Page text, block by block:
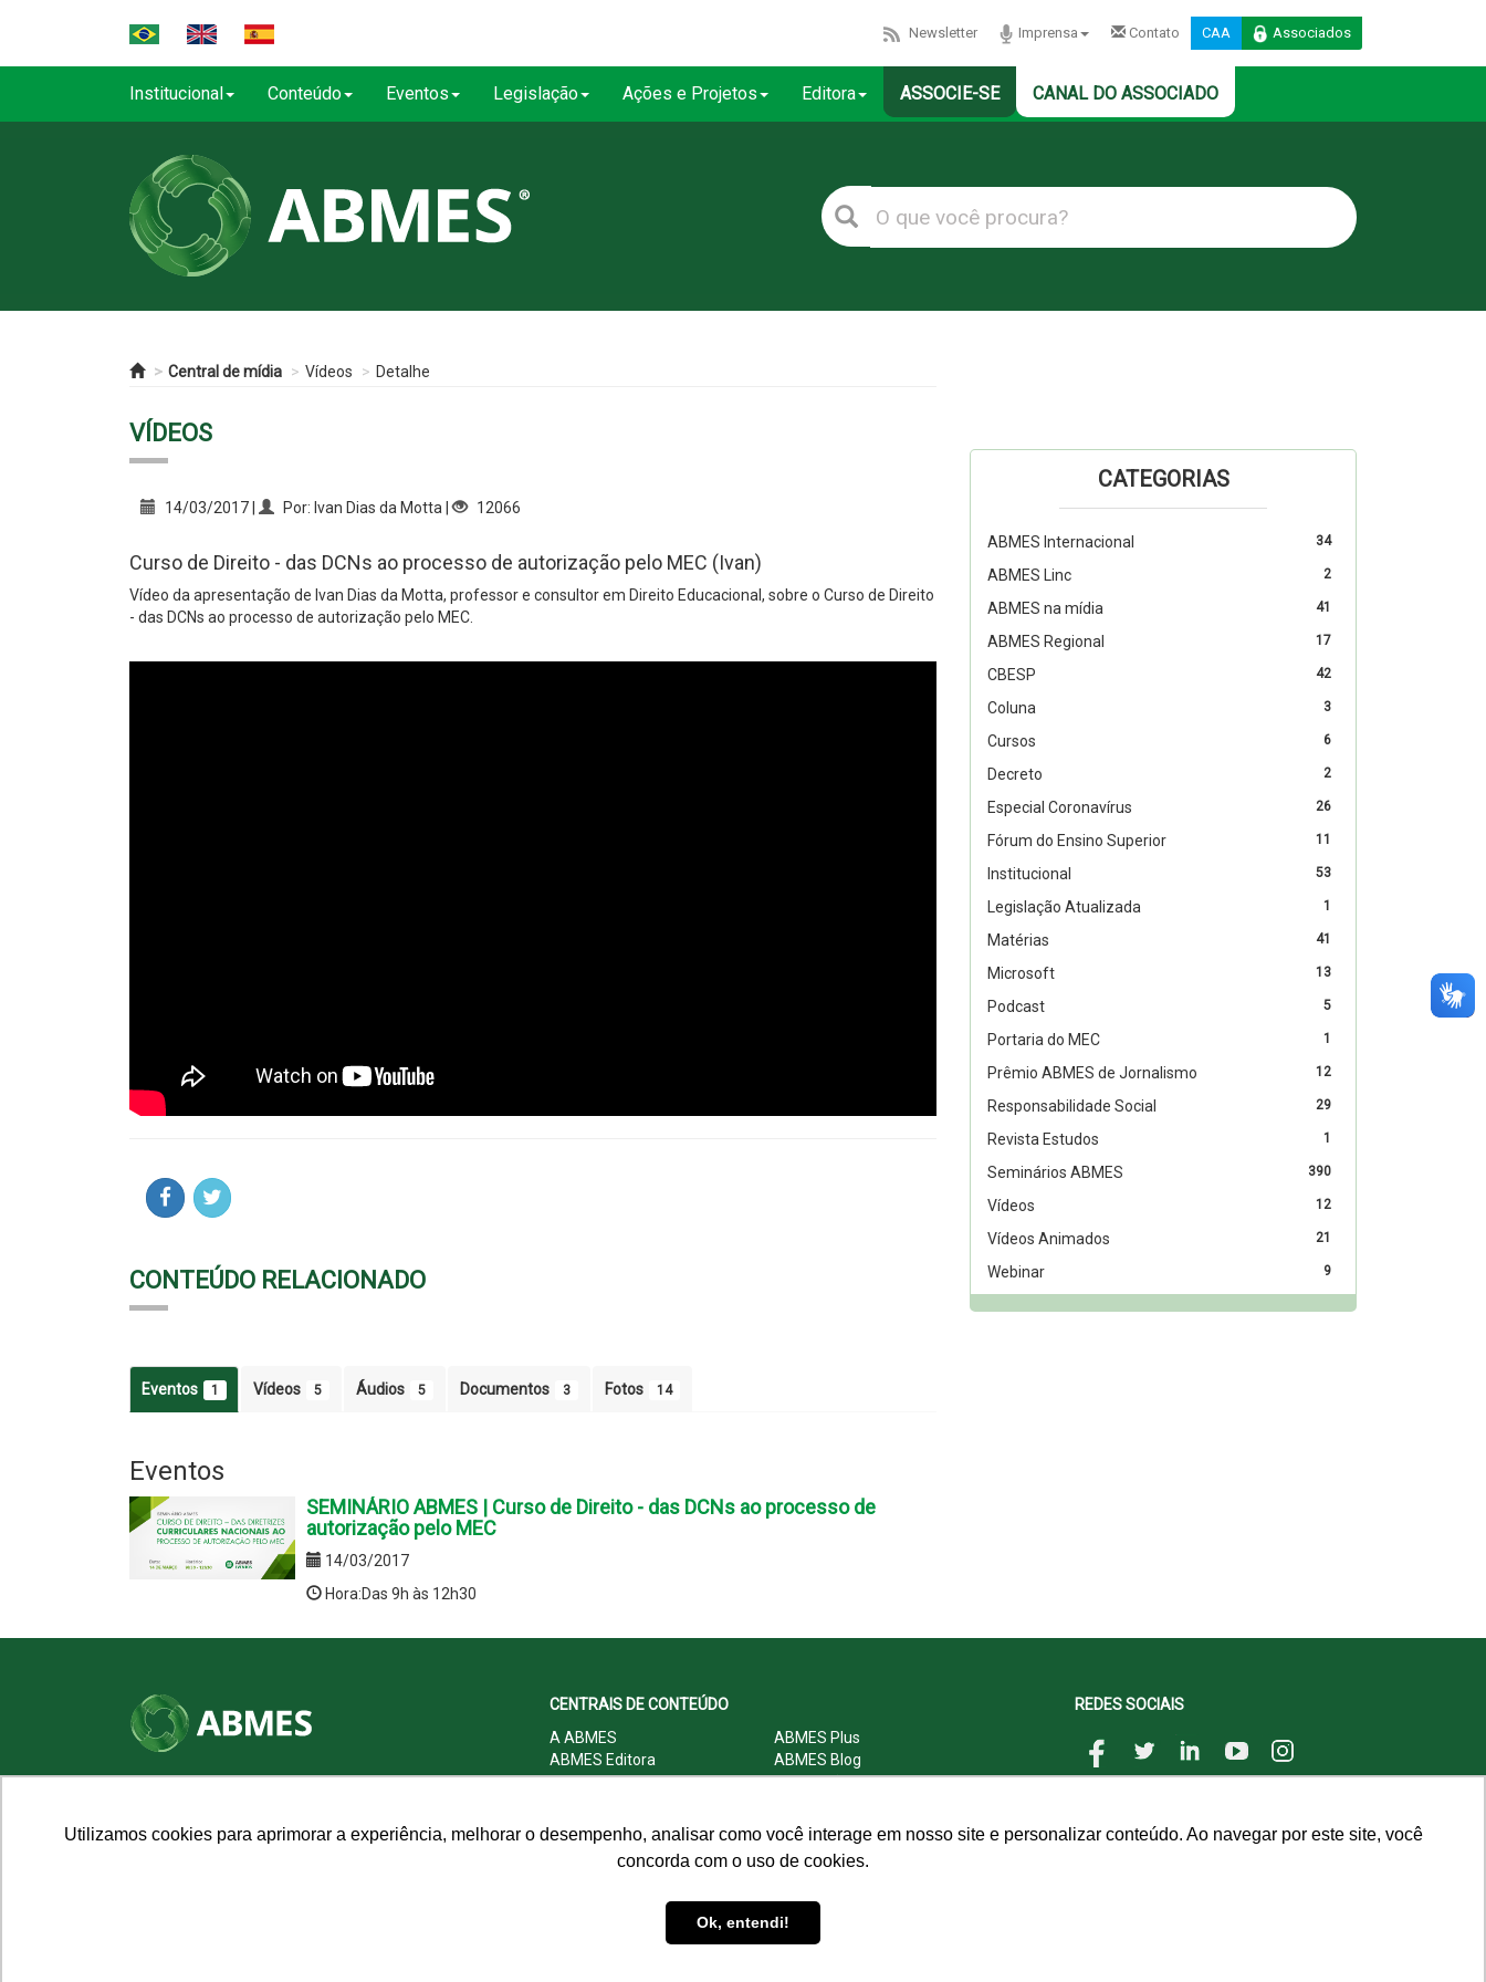
Utilizamos cookies para aprimorar a experiência, melhorar o desempenho, analisar como você interage em nosso site e personalizar conteúdo. Ao navegar por este site, você
concorda com o uso de cookies.
Ok, entendi!
Newsletter Imprensa Contato CAA Associados
Institucional Conteúdo Eventos Legislação Ações e Projetos Editora ASSOCIE-SE CANAL DO ASSOCIADO
Central de mídia Vídeos Detalhe
VÍDEOS
14/03/2017 | Por: Ivan Dias da Motta | 12066
Curso de Direito - das DCNs ao processo de autorização pelo MEC (Ivan)
Vídeo da apresentação de Ivan Dias da Motta, professor e consultor em Direito Educacional, sobre o Curso de Direito
- das DCNs ao processo de autorização pelo MEC.
CONTEÚDO RELACIONADO
Eventos 1 Vídeos 5 Áudios 5 Documentos 3 Fotos 14
Eventos
SEMINÁRIO ABMES | Curso de Direito - das DCNs ao processo de
autorização pelo MEC
14/03/2017
Hora:Das 9h às 12h30
CATEGORIAS
34
ABMES Internacional
2
ABMES Linc
41
ABMES na mídia
17
ABMES Regional
42
CBESP
3
Coluna
6
Cursos
2
Decreto
26
Especial Coronavírus
11
Fórum do Ensino Superior
53
Institucional
1
Legislação Atualizada
41
Matérias
13
Microsoft
5
Podcast
1
Portaria do MEC
12
Prêmio ABMES de Jornalismo
29
Responsabilidade Social
1
Revista Estudos
390
Seminários ABMES
12
Vídeos
21
Vídeos Animados
9
Webinar
CEP: 70.701-060 - Asa Norte, Brasília/DF
CENTRAIS DE CONTEÚDO
A ABMES
ABMES Plus
ABMES Editora
ABMES Blog
ABMES LInC
Legislação
Central do Associado ABMES
Contato
REDES SOCIAIS
© 2009 - 2026 ABMES. Todos os direitos reservados.